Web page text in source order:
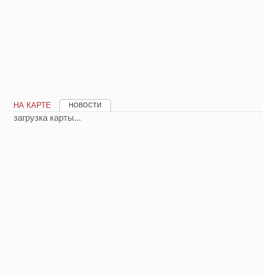
НА КАРТЕ НОВОСТИ
загрузка карты...